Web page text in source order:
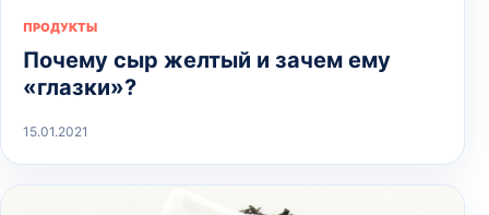
ПРОДУКТЫ
Почему сыр желтый и зачем ему
«глазки»?
15.01.2021